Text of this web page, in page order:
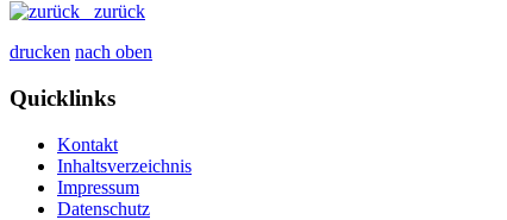
zurück
drucken nach oben
Quicklinks
Kontakt
Inhaltsverzeichnis
Impressum
Datenschutz